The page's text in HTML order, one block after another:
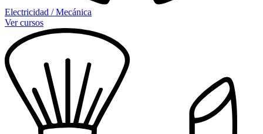
Electricidad / Mecánica
Ver cursos